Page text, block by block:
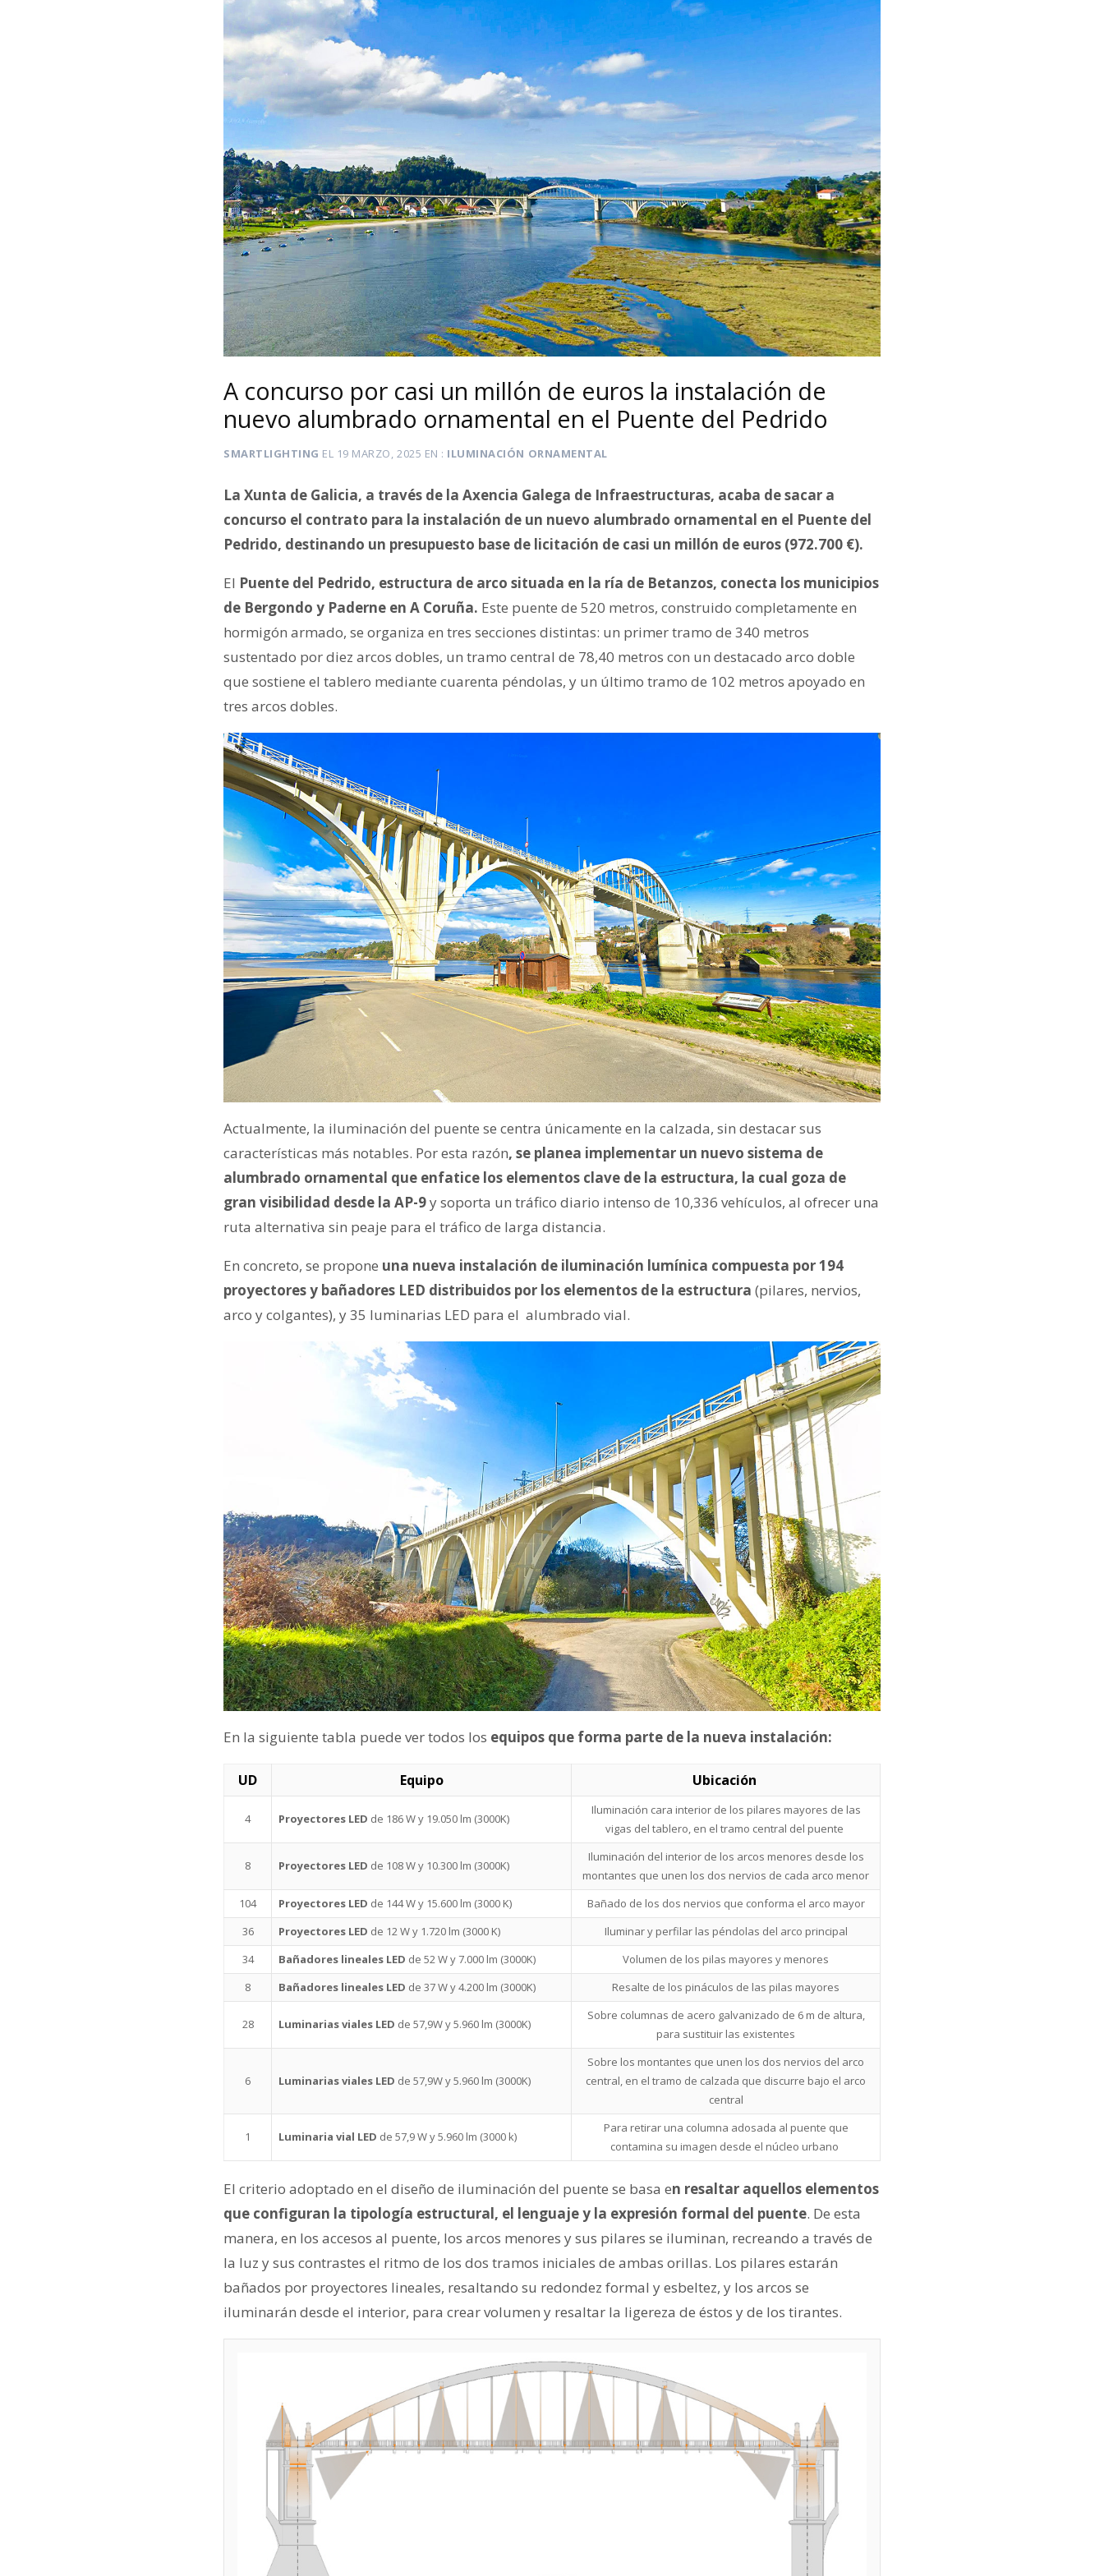
A concurso por casi un millón de euros la instalación de
nuevo alumbrado ornamental en el Puente del Pedrido
SMARTLIGHTING EL 19 MARZO, 2025 EN ILUMINACIÓN ORNAMENTAL
La Xunta de Galicia, a través de la Axencia Galega de Infraestructuras, acaba de sacar a
concurso el contrato para la instalación de un nuevo alumbrado ornamental en el Puente del
Pedrido, destinando un presupuesto base de licitación de casi un millón de euros (972.700 €).
El Puente del Pedrido, estructura de arco situada en la ría de Betanzos, conecta los municipios
de Bergondo y Paderne en A Coruña. Este puente de 520 metros, construido completamente en
hormigón armado, se organiza en tres secciones distintas: un primer tramo de 340 metros
sustentado por diez arcos dobles, un tramo central de 78,40 metros con un destacado arco doble
que sostiene el tablero mediante cuarenta péndolas, y un último tramo de 102 metros apoyado en
tres arcos dobles.
Actualmente, la iluminación del puente se centra únicamente en la calzada, sin destacar sus
características más notables. Por esta razón, se planea implementar un nuevo sistema de
alumbrado ornamental que enfatice los elementos clave de la estructura, la cual goza de
gran visibilidad desde la AP-9y soporta un tráfico diario intenso de 10,336 vehículos, al ofrecer una
ruta alternativa sin peaje para el tráfico de larga distancia.
En concreto, se propone una nueva instalación de iluminación lumínica compuesta por 194
proyectores y bañadores LED distribuidos por los elementos de la estructura (pilares, nervios,
arco y colgantes), y 35 luminarias LED para el alumbrado vial.
En la siguiente tabla puede ver todos los equipos que forma parte de la nueva instalación:
UD Equipo Ubicación
4 Proyectores LED de 186 W y 19.050 lm (3000K)
Iluminación cara interior de los pilares mayores de las
vigas del tablero, en el tramo central del puente
8 Proyectores LED de 108 W y 10.300 lm (3000K)
Iluminación del interior de los arcos menores desde los
montantes que unen los dos nervios de cada arco menor
104
Proyectores LED de 144 W y 15.600 lm (3000 K)
Bañado de los dos nervios que conforma el arco mayor
36
Proyectores LED de 12 W y 1.720 lm (3000 K)
Iluminar y perfilar las péndolas del arco principal
34
Bañadores lineales LED de 52 W y 7.000 lm (3000K)
Volumen de los pilas mayores y menores
8
Bañadores lineales LED de 37 W y 4.200 lm (3000K) Resalte de los pináculos de las pilas mayores
28 Luminarias viales LED de 57,9W y 5.960 lm (3000K)
Sobre columnas de acero galvanizado de 6 m de altura,
para sustituir las existentes
6 Luminarias viales LED de 57,9W y 5.960 lm (3000K)
Sobre los montantes que unen los dos nervios del arco
central, en el tramo de calzada que discurre bajo el arco
central
1 Luminaria vial LED de 57,9 W y 5.960 lm (3000 k)
Para retirar una columna adosada al puente que
contamina su imagen desde el núcleo urbano
El criterio adoptado en el diseño de iluminación del puente se basa en resaltar aquellos elementos
que configuran la tipología estructural, el lenguaje y la expresión formal del puente. De esta
manera, en los accesos al puente, los arcos menores y sus pilares se iluminan, recreando a través de
la luz y sus contrastes el ritmo de los dos tramos iniciales de ambas orillas. Los pilares estarán
bañados por proyectores lineales, resaltando su redondez formal y esbeltez, y los arcos se
iluminarán desde el interior, para crear volumen y resaltar la ligereza de éstos y de los tirantes.